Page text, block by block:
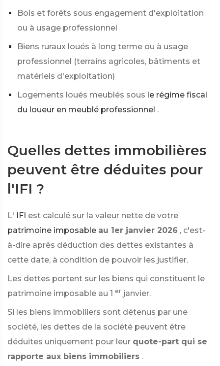
Bois et forêts sous engagement d'exploitation
ou à usage professionnel
Biens ruraux loués à long terme ou à usage
professionnel (terrains agricoles, bâtiments et
matériels d'exploitation)
Logements loués meublés sous le régime fiscal
du loueur en meublé professionnel .
Quelles dettes immobilières
peuvent être déduites pour
l'IFI ?
L' IFI est calculé sur la valeur nette de votre
patrimoine imposable au 1er janvier 2026 , c'est-
à-dire après déduction des dettes existantes à
cette date, à condition de pouvoir les justifier.
Les dettes portent sur les biens qui constituent le
patrimoine imposable au 1 er janvier.
Si les biens immobiliers sont détenus par une
société, les dettes de la société peuvent être
déduites uniquement pour leur quote-part qui se
rapporte aux biens immobiliers .